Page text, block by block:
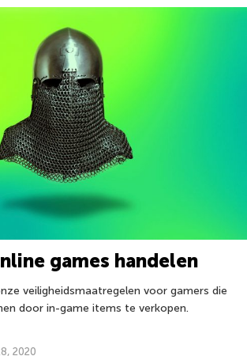
games handelen
veiligheidsmaatregelen voor gamers die
door in-game items te verkopen.
2020